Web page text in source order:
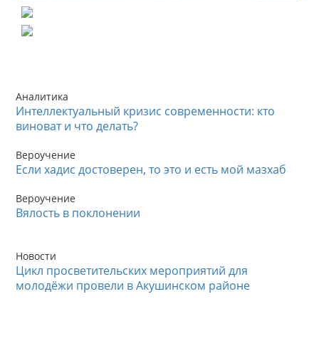
Аналитика
Интеллектуальный кризис современности: кто
виноват и что делать?
Вероучение
Если хадис достоверен, то это и есть мой мазхаб
Вероучение
Вялость в поклонении
Новости
Цикл просветительских мероприятий для
молодёжи провели в Акушинском районе